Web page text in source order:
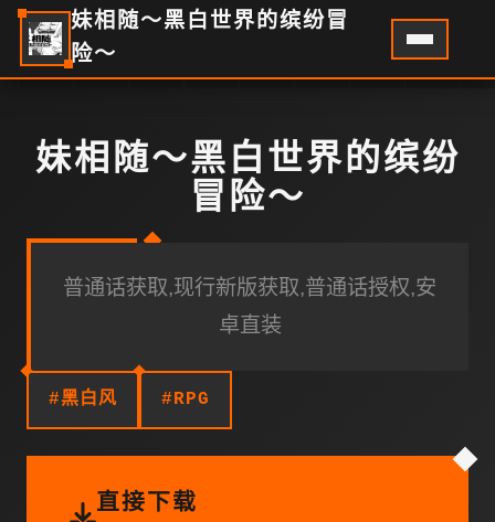
妹相随～黑白世界的缤纷冒
险～
妹相随～黑白世界的缤纷
冒险～
普通话获取,现行新版获取,普通话授权,安
卓直装
#黑白风 #RPG
直接下载